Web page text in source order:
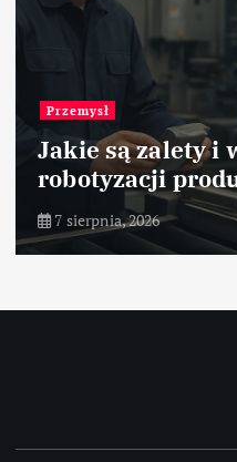
Przemysł
Jakie są zalety i
robotyzacji
7 sierpnia, 2026